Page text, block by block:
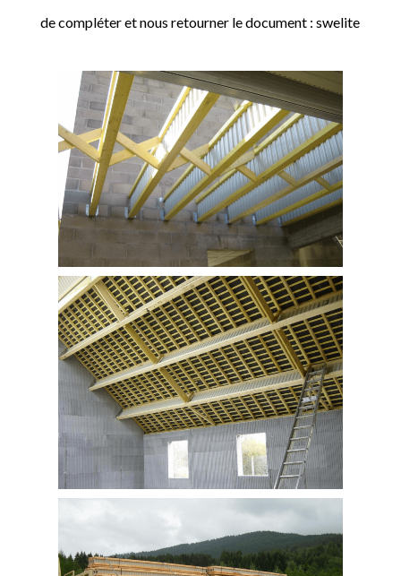
de compléter et nous retourner le document : swelite